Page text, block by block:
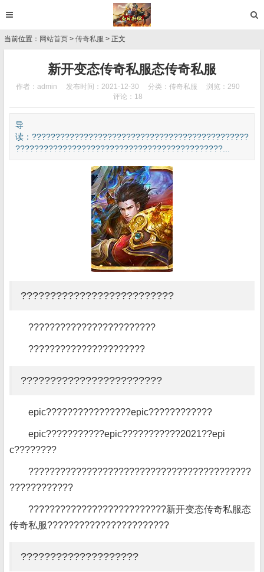
当前位置： 网站首页 > 传奇私服 > 正文
新开变态传奇私服态传奇私服
作者：admin 发布时间：2021-12-30 分类： 传奇私服
浏览：290
评论：18
导
读：??????????????????????????????????????????????
????????????????????????????????????????????...
??????????????????????????
????????????????????????
??????????????????????
????????????????????????
epic????????????????epic????????????
epic???????????epic???????????2021??epi
c????????
??????????????????????????????????????????
????????????
??????????????????????????新开变态传奇私服态
传奇私服???????????????????????
????????????????????